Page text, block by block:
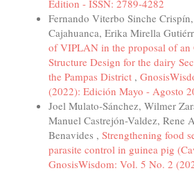
Edition - ISSN: 2789-4282
Fernando Viterbo Sinche
Cajahuanca, Erika Mirella
of VIPLAN in the proposal of an
Structure Design for the dairy
the Pampas District ,
(2022): Edición Mayo - Agosto
Joel Mulato-Sánchez, Wilmer
Manuel Castrejón-Valdez, Rene
Benavides , Strengthening food
parasite control in guinea pig
GnosisWisdom: Vol. 5 No. 2